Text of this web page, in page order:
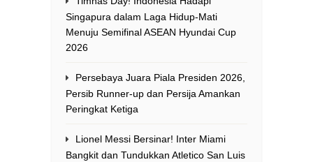
Singapura dalam Laga Hidup-Mati
Menuju Semifinal ASEAN Hyundai Cup
2026
Persebaya Juara Piala Presiden 2026,
Persib Runner-up dan Persija Amankan
Peringkat Ketiga
Lionel Messi Bersinar! Inter Miami
Bangkit dan Tundukkan Atletico San Luis